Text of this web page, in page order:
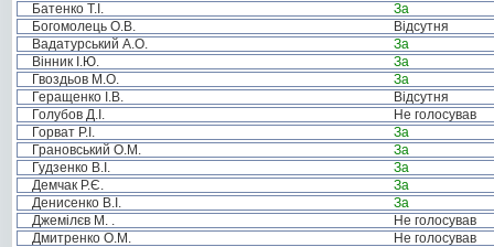
Батенко Т.І.
За
Богомолець О.В.
Відсутня
Вадатурський А.О.
За
Вінник І.Ю.
За
Гвоздьов М.О.
За
Геращенко І.В.
Відсутня
Голубов Д.І.
Не голосував
Горват Р.І.
За
Грановський О.М.
За
Гудзенко В.І.
За
Демчак Р.Є.
За
Денисенко В.І.
За
Джемілєв М. .
Не голосував
Дмитренко О.М.
Не голосував